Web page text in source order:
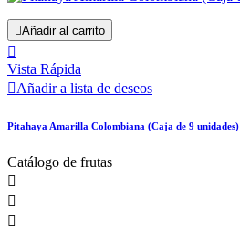
Añadir al carrito

Vista Rápida
Añadir a lista de deseos
Pitahaya Amarilla Colombiana (Caja de 9 unidades)
Catálogo de frutas


